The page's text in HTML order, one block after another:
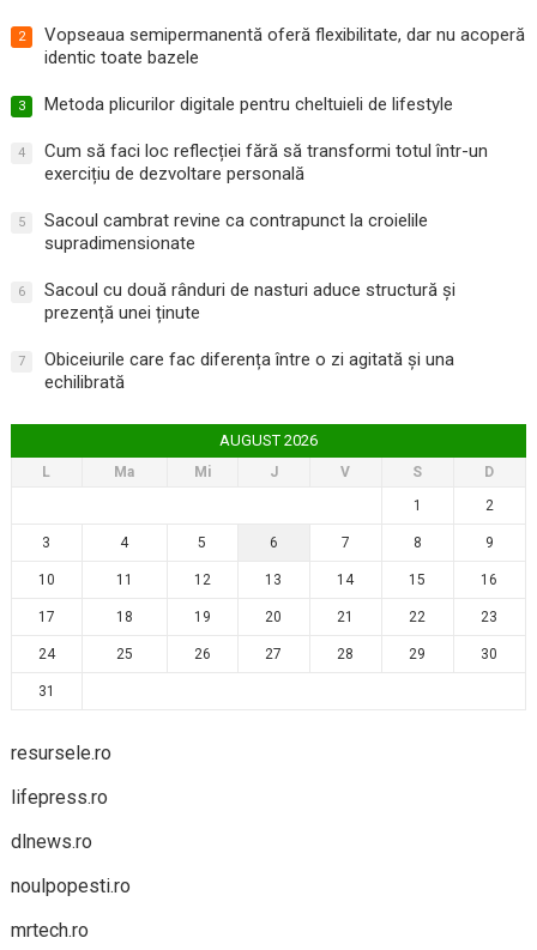
2
Vopseaua semipermanentă oferă flexibilitate, dar nu acoperă
identic toate bazele
3 Metoda plicurilor digitale pentru cheltuieli de lifestyle
4
Cum să faci loc reflecției fără să transformi totul într-un
exercițiu de dezvoltare personală
5
Sacoul cambrat revine ca contrapunct la croielile
supradimensionate
6
Sacoul cu două rânduri de nasturi aduce structură și
prezență unei ținute
7
Obiceiurile care fac diferența între o zi agitată și una
echilibrată
AUGUST 2026
L Ma Mi J V S
D
1
2
3 4 5 6 7 8 9
10 11 12 13 14 15 16
17 18 19 20 21 22 23
24 25 26 27 28 29 30
31
resursele.ro
lifepress.ro
dlnews.ro
noulpopesti.ro
mrtech.ro